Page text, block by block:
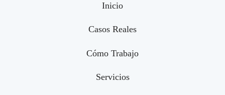
Inicio
Casos Reales
Cómo Trabajo
Servicios